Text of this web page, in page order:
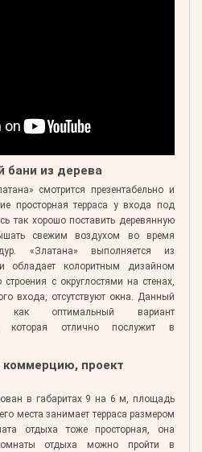
бани из дерева
смотрится презентабельно и
просторная терраса у входа под
так хорошо поставить деревянную
свежим воздухом во время
«Златана» выполняется из
обладает колоритным дизайном
строения с округлостями на стенах,
входа, отсутствуют окна. Данный
как оптимальный вариант
которая отлично послужит в
коммерцию, проект
в габаритах 9 на 6 м, площадь
места занимает терраса размером
отдыха тоже просторная, она
отдыха можно пройти в